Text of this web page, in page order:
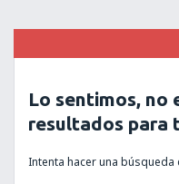
Lo sentimos, no
resultados para
Intenta hacer una